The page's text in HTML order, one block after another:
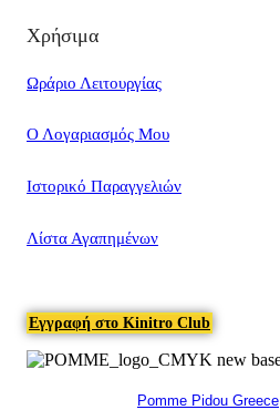
Χρήσιμα
Ωράριο Λειτουργίας
Ο Λογαριασμός Μου
Ιστορικό Παραγγελιών
Λίστα Αγαπημένων
Εγγραφή στο Kinitro Club
Pomme Pidou Greece